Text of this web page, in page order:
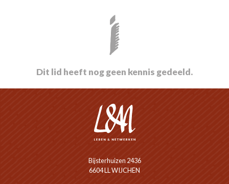
Dit lid heeft nog geen kennis gedeeld.
Bijsterhuizen 2436
6604 LL WIJCHEN